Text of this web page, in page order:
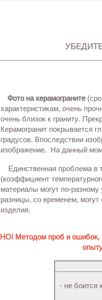
Фото на керамограните
характеристикам, очень
очень близок к граниту.
Керамогранит покрывается
градусов. Впоследствии
изображение. На данный
Единственная проблема в
(коэффициент
материалы могут по-
разницы, со временем,
изделия.
НО! Методом проб и ошибок,
- не боится